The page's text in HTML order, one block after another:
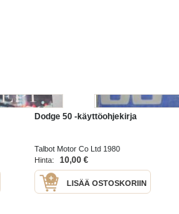
Dodge 50 -käyttöohjekirja
Talbot Motor Co Ltd 1980
Hinta:
10,00 €
LISÄÄ OSTOSKORIIN